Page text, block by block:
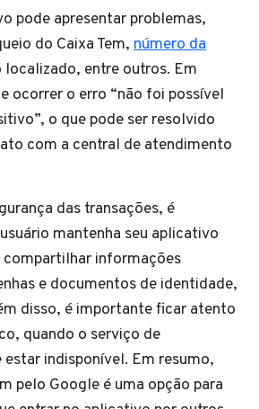
pode apresentar problemas,
do Caixa Tem, número da
localizado, entre outros. Em
ocorrer o erro “não foi possível
o que pode ser resolvido
com a central de atendimento
das transações, é
mantenha seu aplicativo
informações
e documentos de identidade,
disso, é importante ficar atento
quando o serviço de
indisponível. Em resumo,
pelo Google é uma opção para